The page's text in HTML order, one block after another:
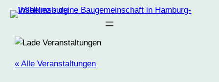
« Alle Veranstaltungen